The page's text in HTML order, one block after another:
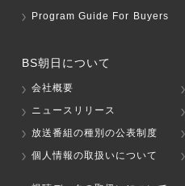
Program Guide For Buyers
BS朝日について
会社概要
ニュースリリース
放送番組の種別の公表制度
個人情報の取扱いについて